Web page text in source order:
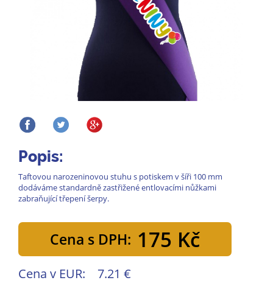
Popis:
Taftovou narozeninovou stuhu s potiskem v šíři 100 mm
dodáváme standardně zastřižené entlovacími nůžkami
zabraňující třepení šerpy.
Cena s DPH: 175 Kč
Cena v EUR: 7.21 €